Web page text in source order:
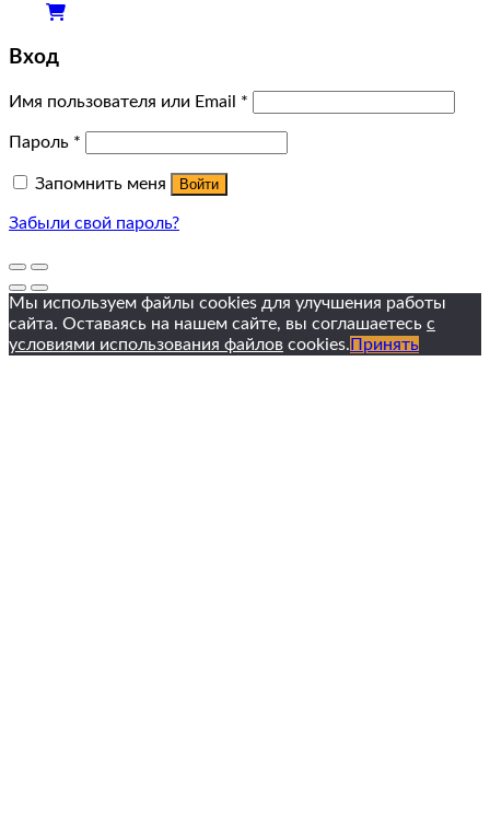
Вход
Имя пользователя или Email *
Пароль *
Запомнить меня Войти
Забыли свой пароль?
Мы используем файлы cookies для улучшения работы
сайта. Оставаясь на нашем сайте, вы соглашаетесь с
условиями использования файлов cookies. Принять